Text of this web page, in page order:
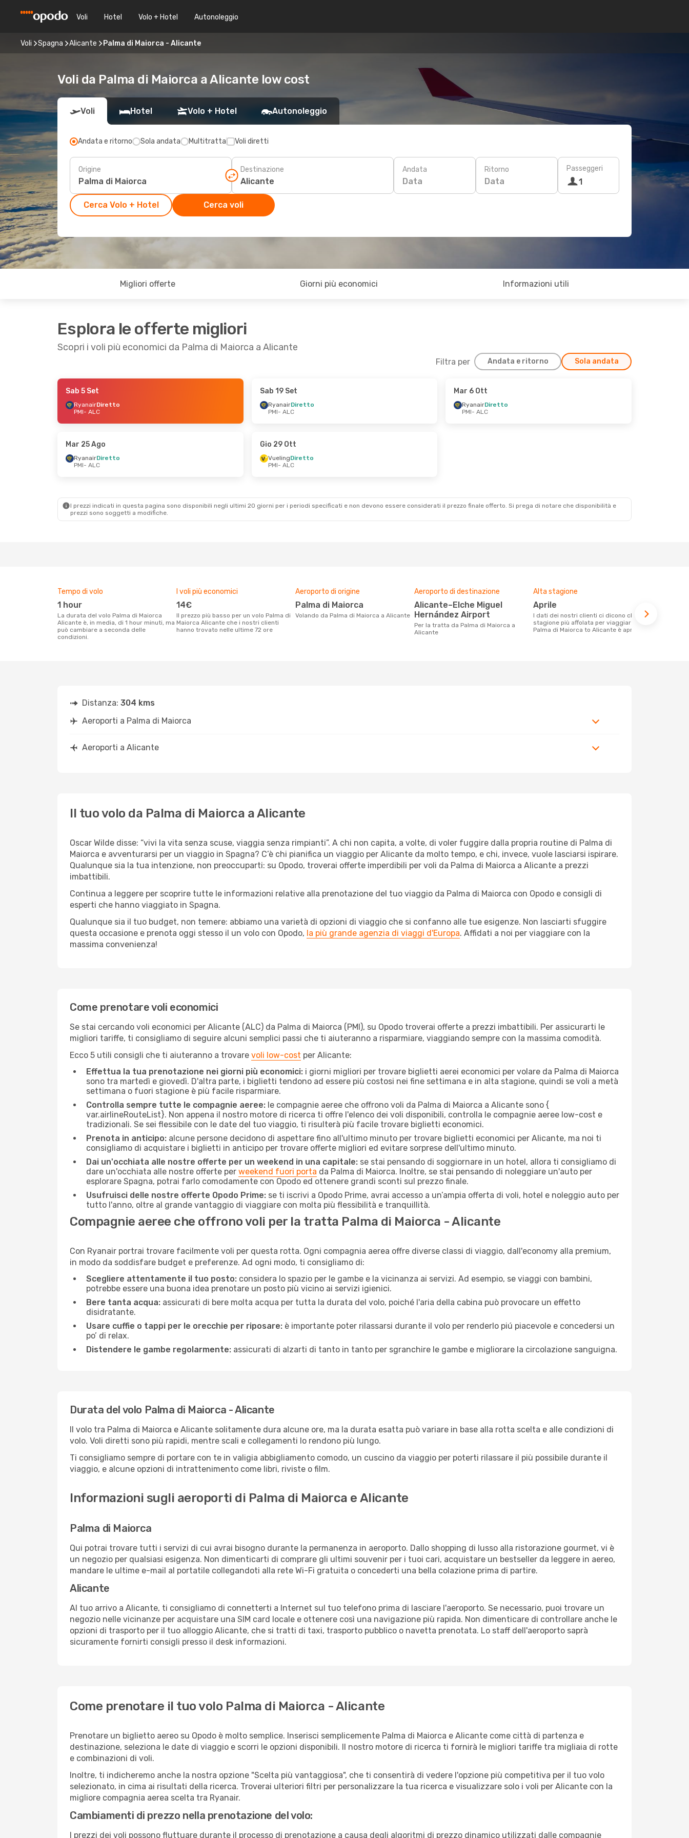
Voli Hotel Volo + Hotel Autonoleggio
Voli Spagna Alicante Palma di Maiorca - Alicante
Voli da Palma di Maiorca a Alicante low cost
Voli Hotel Volo + Hotel Autonoleggio
Andata e ritorno Sola andata Multitratta Voli diretti
Origine Destinazione Andata
Data
Ritorno
Data
Passeggeri
1
Cerca Volo + Hotel Cerca voli
Migliori offerte Giorni più economici Informazioni utili
Esplora le offerte migliori
Scopri i voli più economici da Palma di Maiorca a Alicante
Filtra per Andata e ritorno Sola andata
- Dom 6 Set
Sab 5 Set
RyanairDiretto
PMI- ALC
Sab 19 Set
RyanairDiretto
PMI- ALC
Mar 6 Ott
RyanairDiretto
PMI- ALC
Mar 25 Ago
RyanairDiretto
PMI- ALC
Gio 29 Ott
VuelingDiretto
PMI- ALC
I prezzi indicati in questa pagina sono disponibili negli ultimi 20 giorni per i periodi specificati e non devono essere considerati il ​​prezzo finale offerto. Si prega di notare che disponibilità e
prezzi sono soggetti a modifiche.
Tempo di volo
1 hour
La durata del volo Palma di Maiorca
Alicante è, in media, di 1 hour minuti, ma
può cambiare a seconda delle
condizioni.
I voli più economici
14€
Il prezzo più basso per un volo Palma di
Maiorca Alicante che i nostri clienti
hanno trovato nelle ultime 72 ore
Aeroporto di origine
Palma di Maiorca
Volando da Palma di Maiorca a Alicante
Aeroporto di destinazione
Alicante–Elche Miguel
Hernández Airport
Per la tratta da Palma di Maiorca a
Alicante
Alta stagione
aprile
I dati dei nostri clienti ci dicono che la
stagione più affolata per viaggiare da
Palma di Maiorca to Alicante è aprile
Distanza: 304 kms
Aeroporti a Palma di Maiorca
Aeroporti a Alicante
Il tuo volo da Palma di Maiorca a Alicante
Oscar Wilde disse: “vivi la vita senza scuse, viaggia senza rimpianti”. A chi non capita, a volte, di voler fuggire dalla propria routine di Palma di
Maiorca e avventurarsi per un viaggio in Spagna? C’è chi pianifica un viaggio per Alicante da molto tempo, e chi, invece, vuole lasciarsi ispirare.
Qualunque sia la tua intenzione, non preoccuparti: su Opodo, troverai offerte imperdibili per voli da Palma di Maiorca a Alicante a prezzi
imbattibili.
Continua a leggere per scoprire tutte le informazioni relative alla prenotazione del tuo viaggio da Palma di Maiorca con Opodo e consigli di
esperti che hanno viaggiato in Spagna.
Qualunque sia il tuo budget, non temere: abbiamo una varietà di opzioni di viaggio che si confanno alle tue esigenze. Non lasciarti sfuggire
questa occasione e prenota oggi stesso il un volo con Opodo, la più grande agenzia di viaggi d'Europa. Affidati a noi per viaggiare con la
massima convenienza!
Come prenotare voli economici
Se stai cercando voli economici per Alicante (ALC) da Palma di Maiorca (PMI), su Opodo troverai offerte a prezzi imbattibili. Per assicurarti le
migliori tariffe, ti consigliamo di seguire alcuni semplici passi che ti aiuteranno a risparmiare, viaggiando sempre con la massima comodità.
Ecco 5 utili consigli che ti aiuteranno a trovare voli low-cost per Alicante:
Effettua la tua prenotazione nei giorni più economici: i giorni migliori per trovare biglietti aerei economici per volare da Palma di Maiorca
sono tra martedì e giovedì. D'altra parte, i biglietti tendono ad essere più costosi nei fine settimana e in alta stagione, quindi se voli a metà
settimana o fuori stagione è più facile risparmiare.
Controlla sempre tutte le compagnie aeree: le compagnie aeree che offrono voli da Palma di Maiorca a Alicante sono {​
var.airlineRouteList}. Non appena il nostro motore di ricerca ti offre l'elenco dei voli disponibili, controlla le compagnie aeree low-cost e
tradizionali. Se sei flessibile con le date del tuo viaggio, ti risulterà più facile trovare biglietti economici.
Prenota in anticipo: alcune persone decidono di aspettare fino all'ultimo minuto per trovare biglietti economici per Alicante, ma noi ti
consigliamo di acquistare i biglietti in anticipo per trovare offerte migliori ed evitare sorprese dell'ultimo minuto.
Dai un'occhiata alle nostre offerte per un weekend in una capitale: se stai pensando di soggiornare in un hotel, allora ti consigliamo di
dare un'occhiata alle nostre offerte per weekend fuori porta da Palma di Maiorca. Inoltre, se stai pensando di noleggiare un'auto per
esplorare Spagna, potrai farlo comodamente con Opodo ed ottenere grandi sconti sul prezzo finale.
Usufruisci delle nostre offerte Opodo Prime: se ti iscrivi a Opodo Prime, avrai accesso a un’ampia offerta di voli, hotel e noleggio auto per
tutto l'anno, oltre al grande vantaggio di viaggiare con molta più flessibilità e tranquillità.
Compagnie aeree che offrono voli per la tratta Palma di Maiorca - Alicante
Con Ryanair portrai trovare facilmente voli per questa rotta. Ogni compagnia aerea offre diverse classi di viaggio, dall'economy alla premium,
in modo da soddisfare budget e preferenze. Ad ogni modo, ti consigliamo di:
Scegliere attentamente il tuo posto: considera lo spazio per le gambe e la vicinanza ai servizi. Ad esempio, se viaggi con bambini,
potrebbe essere una buona idea prenotare un posto più vicino ai servizi igienici.
Bere tanta acqua: assicurati di bere molta acqua per tutta la durata del volo, poiché l'aria della cabina può provocare un effetto
disidratante.
Usare cuffie o tappi per le orecchie per riposare: è importante poter rilassarsi durante il volo per renderlo piú piacevole e concedersi un
po’ di relax.
Distendere le gambe regolarmente: assicurati di alzarti di tanto in tanto per sgranchire le gambe e migliorare la circolazione sanguigna.
Durata del volo Palma di Maiorca - Alicante
Il volo tra Palma di Maiorca e Alicante solitamente dura alcune ore, ma la durata esatta può variare in base alla rotta scelta e alle condizioni di
volo. Voli diretti sono più rapidi, mentre scali e collegamenti lo rendono più lungo.
Ti consigliamo sempre di portare con te in valigia abbigliamento comodo, un cuscino da viaggio per poterti rilassare il più possibile durante il
viaggio, e alcune opzioni di intrattenimento come libri, riviste o film.
Informazioni sugli aeroporti di Palma di Maiorca e Alicante
Palma di Maiorca
Qui potrai trovare tutti i servizi di cui avrai bisogno durante la permanenza in aeroporto. Dallo shopping di lusso alla ristorazione gourmet, vi è
un negozio per qualsiasi esigenza. Non dimenticarti di comprare gli ultimi souvenir per i tuoi cari, acquistare un bestseller da leggere in aereo,
mandare le ultime e-mail al portatile collegandoti alla rete Wi-Fi gratuita o concederti una bella colazione prima di partire.
Alicante
Al tuo arrivo a Alicante, ti consigliamo di connetterti a Internet sul tuo telefono prima di lasciare l'aeroporto. Se necessario, puoi trovare un
negozio nelle vicinanze per acquistare una SIM card locale e ottenere così una navigazione più rapida. Non dimenticare di controllare anche le
opzioni di trasporto per il tuo alloggio Alicante, che si tratti di taxi, trasporto pubblico o navetta prenotata. Lo staff dell'aeroporto saprà
sicuramente fornirti consigli presso il desk informazioni.
Come prenotare il tuo volo Palma di Maiorca - Alicante
Prenotare un biglietto aereo su Opodo è molto semplice. Inserisci semplicemente Palma di Maiorca e Alicante come città di partenza e
destinazione, seleziona le date di viaggio e scorri le opzioni disponibili. Il nostro motore di ricerca ti fornirà le migliori tariffe tra migliaia di rotte
e combinazioni di voli.
Inoltre, ti indicheremo anche la nostra opzione "Scelta più vantaggiosa", che ti consentirà di vedere l'opzione più competitiva per il tuo volo
selezionato, in cima ai risultati della ricerca. Troverai ulteriori filtri per personalizzare la tua ricerca e visualizzare solo i voli per Alicante con la
migliore compagnia aerea scelta tra Ryanair.
Cambiamenti di prezzo nella prenotazione del volo:
I prezzi dei voli possono fluttuare durante il processo di prenotazione a causa degli algoritmi di prezzo dinamico utilizzati dalle compagnie